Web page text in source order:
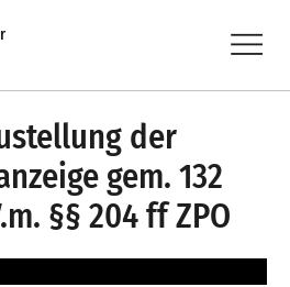
menu
der
gem. 132
§§ 204 ff ZPO